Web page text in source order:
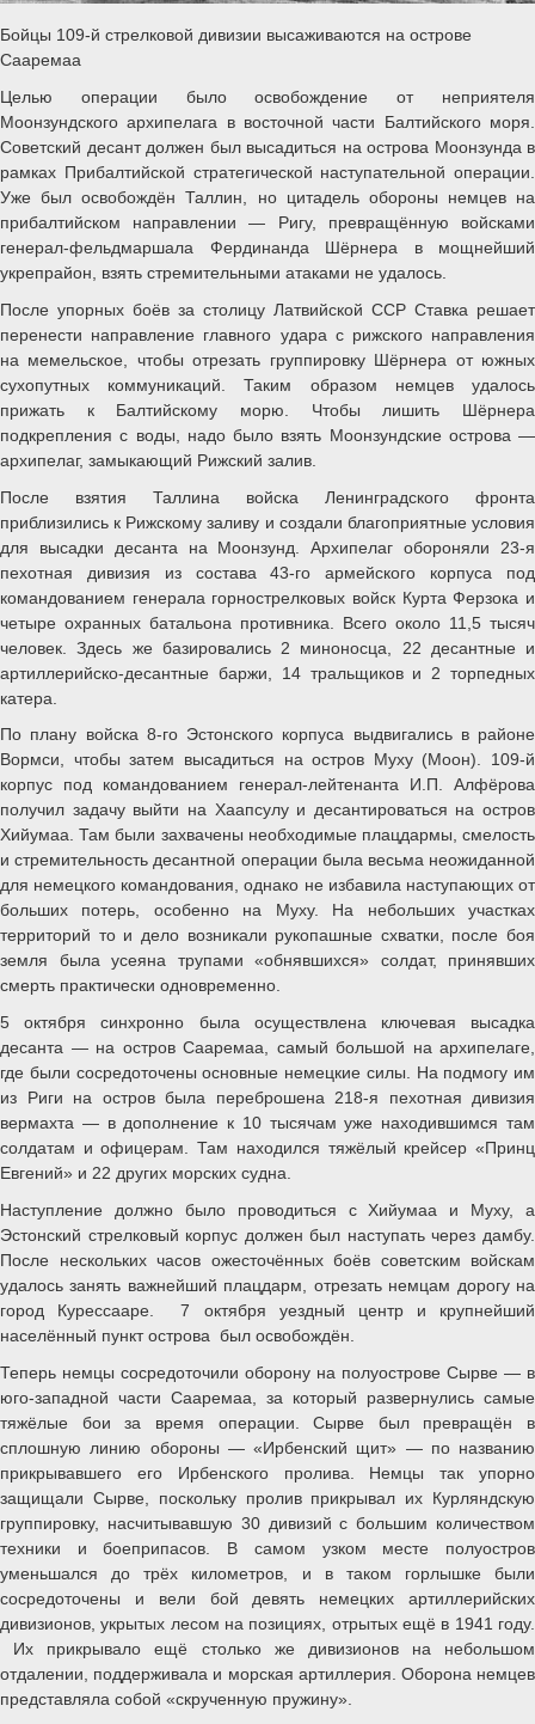
Бойцы 109-й стрелковой дивизии высаживаются на острове
Сааремаа
Целью операции было освобождение от неприятеля
Моонзундского архипелага в восточной части Балтийского моря.
Советский десант должен был высадиться на острова Моонзунда в
рамках Прибалтийской стратегической наступательной операции.
Уже был освобождён Таллин, но цитадель обороны немцев на
прибалтийском направлении — Ригу, превращённую войсками
генерал-фельдмаршала Фердинанда Шёрнера в мощнейший
укрепрайон, взять стремительными атаками не удалось.
После упорных боёв за столицу Латвийской ССР Ставка решает
перенести направление главного удара с рижского направления
на мемельское, чтобы отрезать группировку Шёрнера от южных
сухопутных коммуникаций. Таким образом немцев удалось
прижать к Балтийскому морю. Чтобы лишить Шёрнера
подкрепления с воды, надо было взять Моонзундские острова —
архипелаг, замыкающий Рижский залив.
После взятия Таллина войска Ленинградского фронта
приблизились к Рижскому заливу и создали благоприятные условия
для высадки десанта на Моонзунд. Архипелаг обороняли 23-я
пехотная дивизия из состава 43-го армейского корпуса под
командованием генерала горнострелковых войск Курта Ферзока и
четыре охранных батальона противника. Всего около 11,5 тысяч
человек. Здесь же базировались 2 миноносца, 22 десантные и
артиллерийско-десантные баржи, 14 тральщиков и 2 торпедных
катера.
По плану войска 8-го Эстонского корпуса выдвигались в районе
Вормси, чтобы затем высадиться на остров Муху (Моон). 109-й
корпус под командованием генерал-лейтенанта И.П. Алфёрова
получил задачу выйти на Хаапсулу и десантироваться на остров
Хийумаа. Там были захвачены необходимые плацдармы, смелость
и стремительность десантной операции была весьма неожиданной
для немецкого командования, однако не избавила наступающих от
больших потерь, особенно на Муху. На небольших участках
территорий то и дело возникали рукопашные схватки, после боя
земля была усеяна трупами «обнявшихся» солдат, принявших
смерть практически одновременно.
5 октября синхронно была осуществлена ключевая высадка
десанта — на остров Сааремаа, самый большой на архипелаге,
где были сосредоточены основные немецкие силы. На подмогу им
из Риги на остров была переброшена 218-я пехотная дивизия
вермахта — в дополнение к 10 тысячам уже находившимся там
солдатам и офицерам. Там находился тяжёлый крейсер «Принц
Евгений» и 22 других морских судна.
Наступление должно было проводиться с Хийумаа и Муху, а
Эстонский стрелковый корпус должен был наступать через дамбу.
После нескольких часов ожесточённых боёв советским войскам
удалось занять важнейший плацдарм, отрезать немцам дорогу на
город Курессааре. 7 октября уездный центр и крупнейший
населённый пункт острова был освобождён.
Теперь немцы сосредоточили оборону на полуострове Сырве — в
юго-западной части Сааремаа, за который развернулись самые
тяжёлые бои за время операции. Сырве был превращён в
сплошную линию обороны — «Ирбенский щит» — по названию
прикрывавшего его Ирбенского пролива. Немцы так упорно
защищали Сырве, поскольку пролив прикрывал их Курляндскую
группировку, насчитывавшую 30 дивизий с большим количеством
техники и боеприпасов. В самом узком месте полуостров
уменьшался до трёх километров, и в таком горлышке были
сосредоточены и вели бой девять немецких артиллерийских
дивизионов, укрытых лесом на позициях, отрытых ещё в 1941 году.
Их прикрывало ещё столько же дивизионов на небольшом
отдалении, поддерживала и морская артиллерия. Оборона немцев
представляла собой «скрученную пружину».